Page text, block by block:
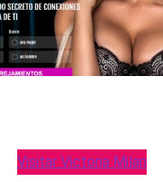
Visitar Victoria Milan